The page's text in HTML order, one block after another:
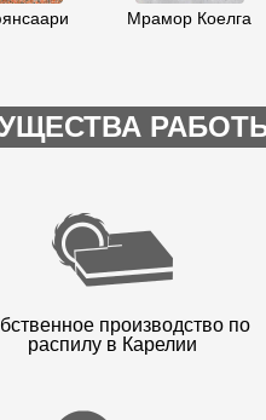
Мрамор Коелга
производство по
распилу в Карелии